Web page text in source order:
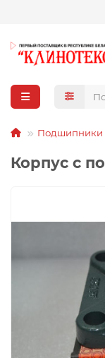
Подшипники
Корпус с